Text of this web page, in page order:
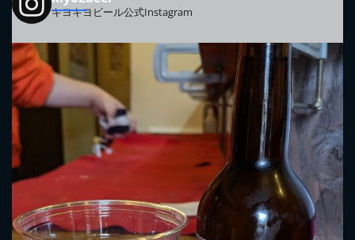
キヨキヨビール公式Instagram